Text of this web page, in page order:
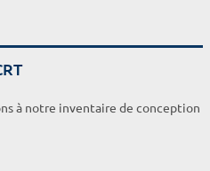
à notre inventaire de conception